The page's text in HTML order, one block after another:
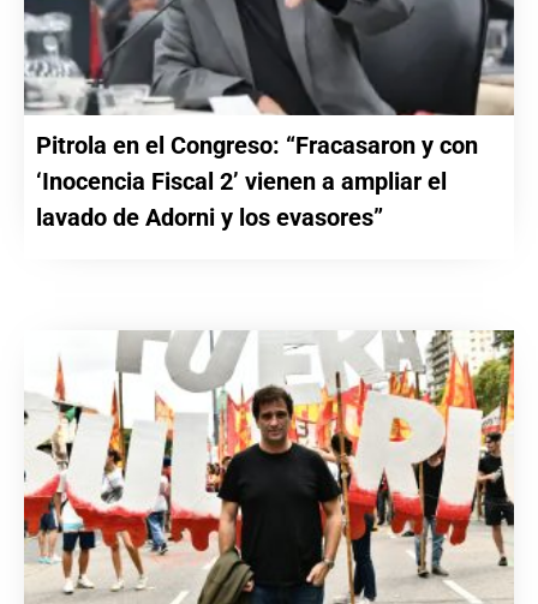
Pitrola en el Congreso: “Fracasaron y con
‘Inocencia Fiscal 2’ vienen a ampliar el
lavado de Adorni y los evasores”